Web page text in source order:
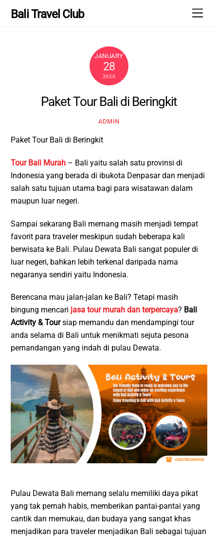
Bali Travel Club
JANUARY
28
2020
Paket Tour Bali di Beringkit
ADMIN
Paket Tour Bali di Beringkit
Tour Bali Murah – Bali yaitu salah satu provinsi di
Indonesia yang berada di ibukota Denpasar dan menjadi
salah satu tujuan utama bagi para wisatawan dalam
maupun luar negeri.
Sampai sekarang Bali memang masih menjadi tempat
favorit para traveler meskipun sudah beberapa kali
berwisata ke Bali. Pulau Dewata Bali sangat populer di
luar negeri, bahkan lebih terkenal daripada nama
negaranya sendiri yaitu Indonesia.
Berencana mau jalan-jalan ke Bali? Tetapi masih
bingung mencari jasa tour murah dan terpercaya? Bali
Activity & Toursiap memandu dan mendampingi tour
anda selama di Bali untuk menikmati sejuta pesona
pemandangan yang indah di pulau Dewata.
Pulau Dewata Bali memang selalu memiliki daya pikat
yang tak pernah habis, memberikan pantai-pantai yang
cantik dan memukau, dan budaya yang sangat khas
menjadikan para traveler menjadikan Bali sebagai tujuan